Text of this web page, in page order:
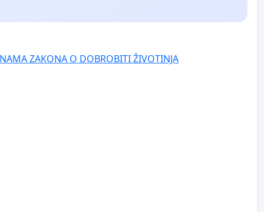
ZAKONA O DOBROBITI ŽIVOTINJA